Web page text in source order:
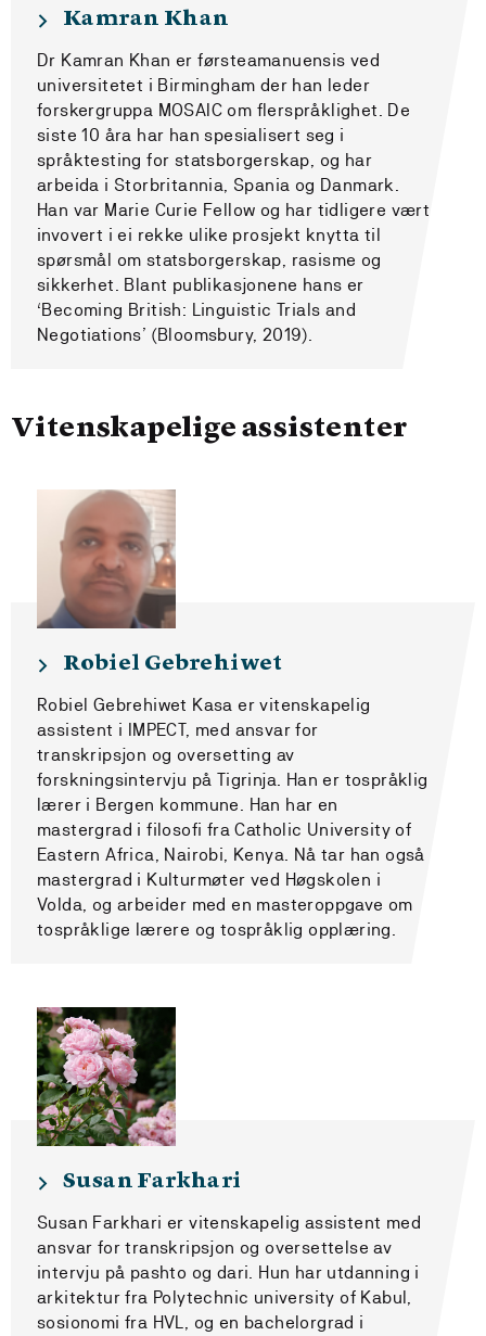
Kamran Khan
Dr Kamran Khan er førsteamanuensis ved
universitetet i Birmingham der han leder
forskergruppa MOSAIC om flerspråklighet. De
siste 10 åra har han spesialisert seg i
språktesting for statsborgerskap, og har
arbeida i Storbritannia, Spania og Danmark.
Han var Marie Curie Fellow og har tidligere vært
invovert i ei rekke ulike prosjekt knytta til
spørsmål om statsborgerskap, rasisme og
sikkerhet. Blant publikasjonene hans er
‘Becoming British: Linguistic Trials and
Negotiations’ (Bloomsbury, 2019).
Vitenskapelige assistenter
Robiel Gebrehiwet
Robiel Gebrehiwet Kasa er vitenskapelig
assistent i IMPECT, med ansvar for
transkripsjon og oversetting av
forskningsintervju på Tigrinja. Han er tospråklig
lærer i Bergen kommune. Han har en
mastergrad i filosofi fra Catholic University of
Eastern Africa, Nairobi, Kenya. Nå tar han også
mastergrad i Kulturmøter ved Høgskolen i
Volda, og arbeider med en masteroppgave om
tospråklige lærere og tospråklig opplæring.
Susan Farkhari
Susan Farkhari er vitenskapelig assistent med
ansvar for transkripsjon og oversettelse av
intervju på pashto og dari. Hun har utdanning i
arkitektur fra Polytechnic university of Kabul,
sosionomi fra HVL, og en bachelorgrad i